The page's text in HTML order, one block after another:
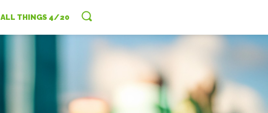
ALL THINGS 4/20